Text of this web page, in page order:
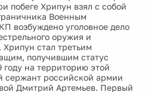
побеге Хрипун взял с собой
Военным
возбуждено уголовное дело
оружия и
стал третьим
получившим статус
на территорию этой
сержант российской армии
Дмитрий Артемьев. Первый